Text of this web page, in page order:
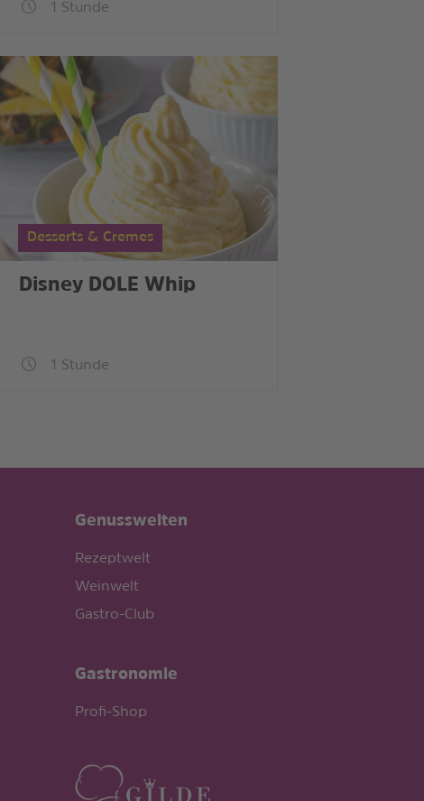
1 Stunde
Desserts & Cremes
Disney DOLE Whip
1 Stunde
Genusswelten
Rezeptwelt
Weinwelt
Gastro-Club
Gastronomie
Profi-Shop